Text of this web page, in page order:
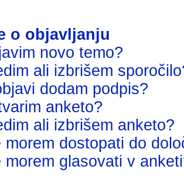
o objavljanju
novo temo?
ali izbrišem
dodam podpis?
anketo?
ali izbrišem anketo?
morem dostopati do
morem glasovati v